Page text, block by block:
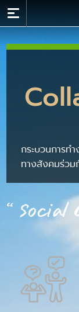
เกี่ยวกับ OUR
บทความ/งานวิจั
เครือข่าย
คลังภาพ
กระบวนการท
ทางสังคมร่วม
“ Social